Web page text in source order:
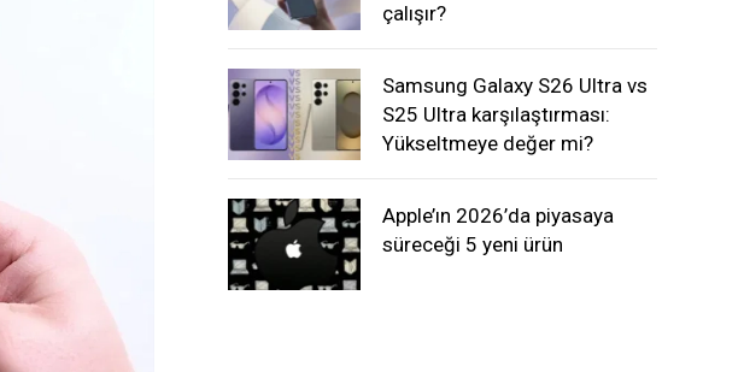
çalışır?
Samsung Galaxy S26 Ultra vs
S25 Ultra karşılaştırması:
Yükseltmeye değer mi?
Apple’ın 2026’da piyasaya
süreceği 5 yeni ürün